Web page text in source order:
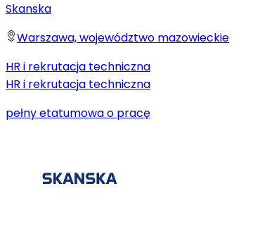
Skanska
Warszawa, województwo mazowieckie
HR i rekrutacja techniczna
HR i rekrutacja techniczna
pełny etatumowa o pracę